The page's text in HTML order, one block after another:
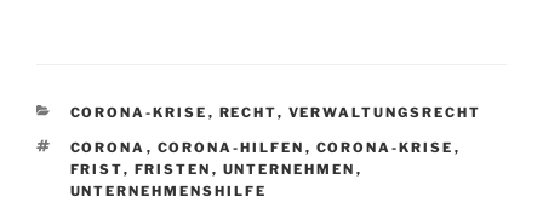
KATEGORIEN
CORONA-KRISE , RECHT, VERWALTUNGSRECHT
SCHLAGWÖRTER
CORONA , CORONA-HILFEN , CORONA-KRISE ,
FRIST, FRISTEN , UNTERNEHMEN ,
UNTERNEHMENSHILFE